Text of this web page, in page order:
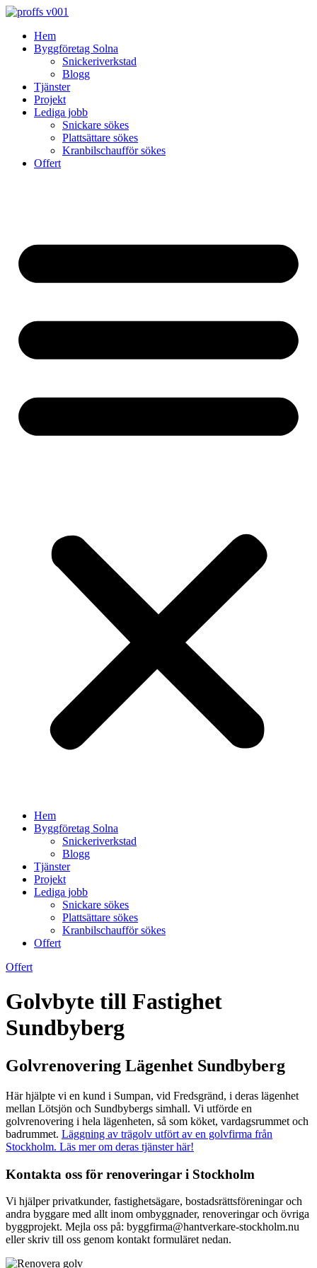
Skip
contentHem
Byggföretag Solna
Snickeriverkstad
Blogg
Tjänster
Projekt
Lediga jobb
Snickare sökes
Plattsättare sökes
Kranbilschaufför sökes
Offert
Hem
Byggföretag Solna
Snickeriverkstad
Blogg
Tjänster
Projekt
Lediga jobb
Snickare sökes
Plattsättare sökes
Kranbilschaufför sökes
Offert
Offert
Golvbyte till Fastighet
Sundbyberg
Golvrenovering Lägenhet Sundbyberg
Här hjälpte vi en kund i Sumpan, vid Fredsgränd, i deras lägenhet
mellan Lötsjön och Sundbybergs simhall. Vi utförde en
golvrenovering i hela lägenheten, så som köket, vardagsrummet och
badrummet. Läggning av trägolv utfört av en golvfirma från
Stockholm. Läs mer om deras tjänster här!
Kontakta oss för renoveringar i Stockholm
Vi hjälper privatkunder, fastighetsägare, bostadsrättsföreningar och
andra byggare med allt inom ombyggnader, renoveringar och övriga
byggprojekt. Mejla oss på: byggfirma@hantverkare-stockholm.nu
eller skriv till oss genom kontakt formuläret nedan.